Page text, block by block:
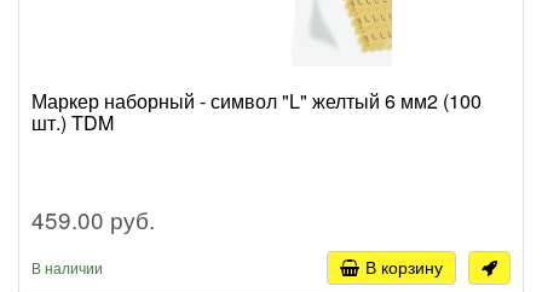
Маркер наборный - символ "L" желтый 6 мм2 (100
шт.) TDM
459.00 руб.
В наличии В корзину